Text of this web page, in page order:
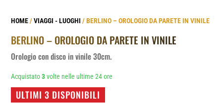
HOME/VIAGGI - LUOGHI / BERLINO – OROLOGIO DA PARETE IN VINILE
BERLINO – OROLOGIO DA PARETE IN VINILE
Orologio con disco in vinile 30cm.
Acquistato3volte nelle ultime 24 ore
ULTIMI 3 DISPONIBILI